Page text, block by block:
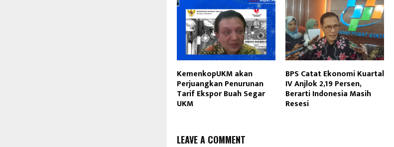
KemenkopUKM akan
Perjuangkan Penurunan
Tarif Ekspor Buah Segar
UKM
BPS Catat Ekonomi Kuartal
IV Anjlok 2,19 Persen,
Berarti Indonesia Masih
Resesi
LEAVE A COMMENT